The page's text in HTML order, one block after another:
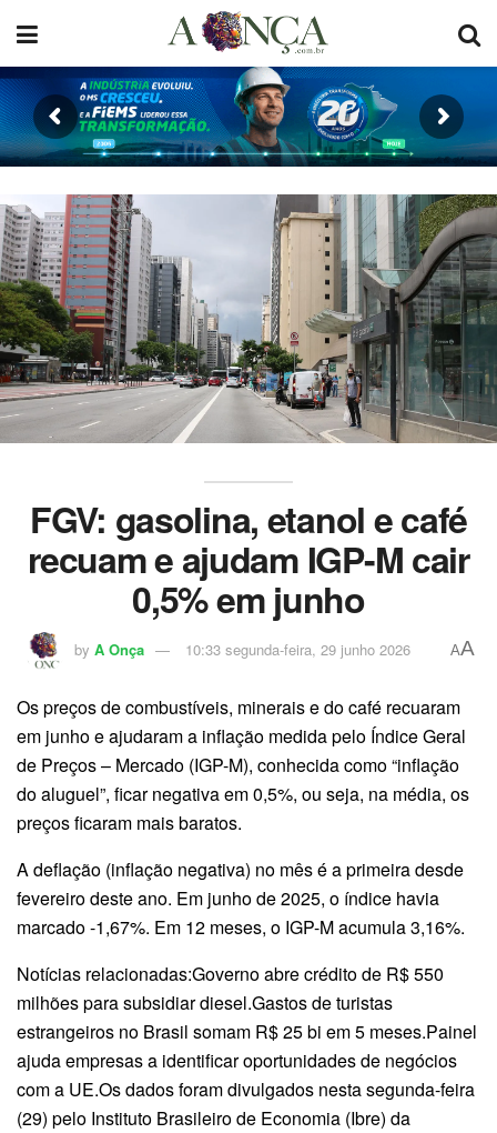
FGV: gasolina, etanol e café
recuam e ajudam IGP-M cair
0,5% em junho
by A Onça 10:33 segunda-feira, 29 junho 2026 AA
Os preços de combustíveis, minerais e do café recuaram
em junho e ajudaram a inflação medida pelo Índice Geral
de Preços – Mercado (IGP-M), conhecida como “inflação
do aluguel”, ficar negativa em 0,5%, ou seja, na média, os
preços ficaram mais baratos.
A deflação (inflação negativa) no mês é a primeira desde
fevereiro deste ano. Em junho de 2025, o índice havia
marcado -1,67%. Em 12 meses, o IGP-M acumula 3,16%.
Notícias relacionadas:Governo abre crédito de R$ 550
milhões para subsidiar diesel.Gastos de turistas
estrangeiros no Brasil somam R$ 25 bi em 5 meses.Painel
ajuda empresas a identificar oportunidades de negócios
com a UE.Os dados foram divulgados nesta segunda-feira
(29) pelo Instituto Brasileiro de Economia (Ibre) da